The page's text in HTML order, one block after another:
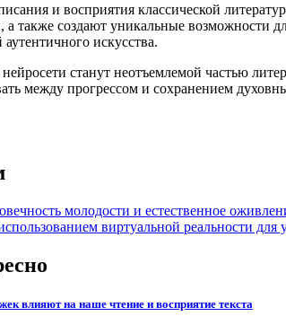
и восприятия классической
также создают уникальные возможности
искусства.
станут неотъемлемой частью
между прогрессом и сохранением
молодости и естественное
виртуальной реальности
влияют на наше чтение и восприятие текста